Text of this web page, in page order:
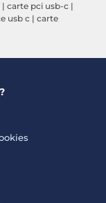
| carte pci usb-c |
usb c | carte